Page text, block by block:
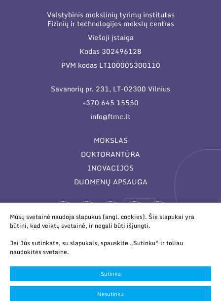
Valstybinis mokslinių tyrimų institutas
Fizinių ir technologijos mokslų centras
Viešoji įstaiga
Kodas 302496128
PVM kodas LT100005300110
Savanorių pr. 231, LT-02300 Vilnius
+370 645 15550
info@ftmc.lt
MOKSLAS
DOKTORANTŪRA
INOVACIJOS
DUOMENŲ APSAUGA
© 2026 Valstybinis mokslinių tyrimų institutas Fizinių ir
technologijos mokslų centras. Duomenys kaupiami ir saugomi
Juridinių asmenų registre.
Slapukų parinktys
Mūsų svetainė naudoja slapukus (angl. cookies). Šie slapukai yra
būtini, kad veiktų svetainė, ir negali būti išjungti.
Jei Jūs sutinkate, su slapukais, spauskite „Sutinku“ ir toliau
naudokitės svetaine.
Sutinku
Nesutinku